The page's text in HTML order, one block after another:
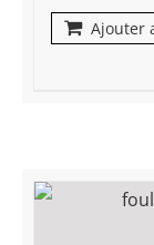
Ajouter